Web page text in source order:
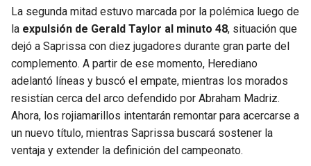
La segunda mitad estuvo marcada por la polémica luego de
la expulsión de Gerald Taylor al minuto 48, situación que
dejó a Saprissa con diez jugadores durante gran parte del
complemento. A partir de ese momento, Herediano
adelantó líneas y buscó el empate, mientras los morados
resistían cerca del arco defendido por Abraham Madriz.
Ahora, los rojiamarillos intentarán remontar para acercarse a
un nuevo título, mientras Saprissa buscará sostener la
ventaja y extender la definición del campeonato.